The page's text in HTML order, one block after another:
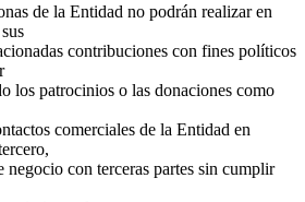
de la Entidad no podrán realizar en
contribuciones con fines políticos
los patrocinios o las donaciones como
comerciales de la Entidad en
negocio con terceras partes sin cumplir